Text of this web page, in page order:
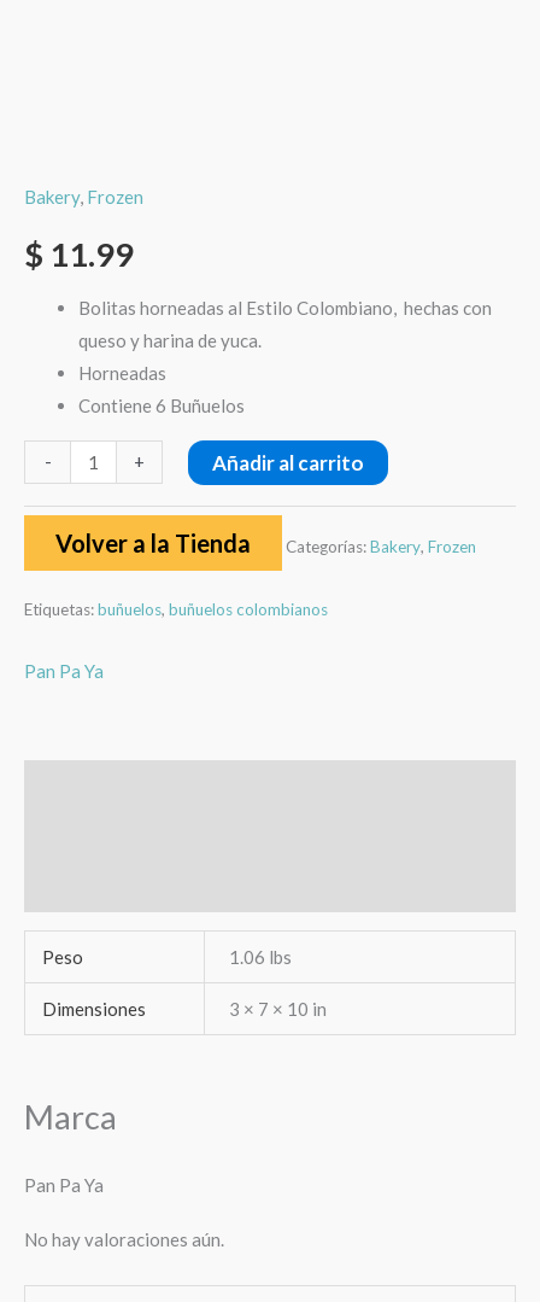
Bakery, Frozen
$ 11.99
Bolitas horneadas al Estilo Colombiano, hechas con
queso y harina de yuca.
Horneadas
Contiene 6 Buñuelos
- + Añadir al carrito
Volver a la Tienda Categorías:Bakery, Frozen
Etiquetas:buñuelos, buñuelos colombianos
Pan Pa Ya
Peso 1.06 lbs
Dimensiones 3 × 7 × 10 in
Marca
Pan Pa Ya
No hay valoraciones aún.